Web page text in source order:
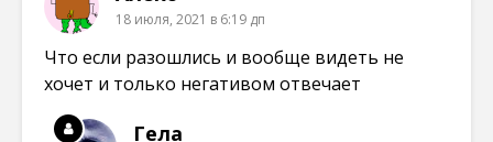
18 июля, 2021 в 6:19 дп
Что если разошлись и вообще видеть не
хочет и только негативом отвечает
Гела